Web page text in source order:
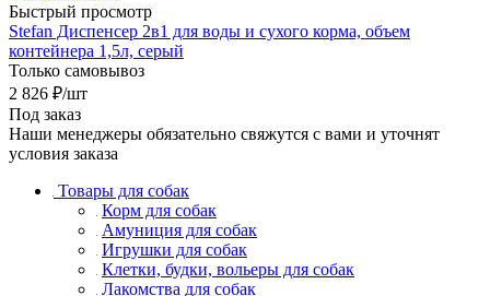
Быстрый просмотр
Stefan Диспенсер 2в1 для воды и сухого корма, объем
контейнера 1,5л, серый
Только самовывоз
2 826 ₽/шт
Под заказ
Наши менеджеры обязательно свяжутся с вами и уточнят
условия заказа
Товары для собак
Корм для собак
Амуниция для собак
Игрушки для собак
Клетки, будки, вольеры для собак
Лакомства для собак